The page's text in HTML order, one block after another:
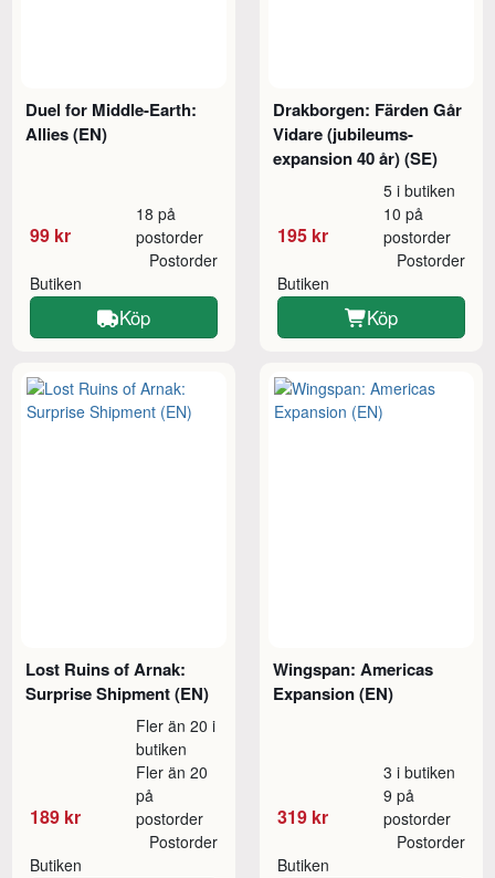
Duel for Middle-Earth:
Allies (EN)
99 kr
18 på
postorder
Butiken
Postorder
Köp
Drakborgen: Färden Går
Vidare (jubileums-
expansion 40 år) (SE)
195 kr
5 i butiken
10 på
postorder
Butiken
Postorder
Köp
Lost Ruins of Arnak:
Surprise Shipment (EN)
189 kr
Fler än 20 i
butiken
Fler än 20
på
postorder
Butiken
Postorder
Wingspan: Americas
Expansion (EN)
319 kr
3 i butiken
9 på
postorder
Butiken
Postorder